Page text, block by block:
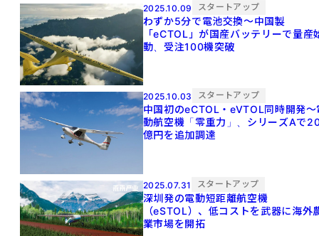
2025.10.09 スタートアップ
わずか5分で電池交換〜中国製
「eCTOL」が国産バッテリーで量産
動、受注100機突破
2025.10.03 スタートアップ
中国初のeCTOL・eVTOL同時開発〜
動航空機「零重力」、シリーズAで
億円を追加調達
2025.07.31 スタートアップ
深圳発の電動短距離航空機
（eSTOL）、低コストを武器に海外
業市場を開拓